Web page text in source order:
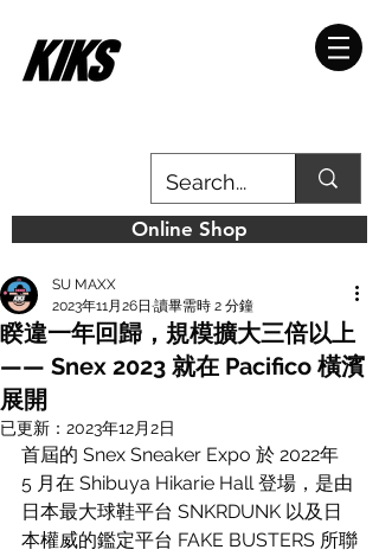
Online Shop
睽違一年回歸，規模擴大三倍以上
—— Snex 2023 就在 Pacifico 橫濱
展開
SU MAXX
2023年11月26日 讀畢需時 2 分鐘
已更新： 2023年12月2日
首屆的 Snex Sneaker Expo 於 2022年
5 月在 Shibuya Hikarie Hall 登場，是由
日本最大球鞋平台 SNKRDUNK 以及日
本權威的鑑定平台 FAKE BUSTERS 所聯